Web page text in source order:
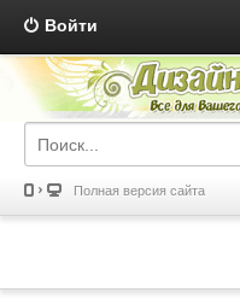
Войти
Полная версия сайта